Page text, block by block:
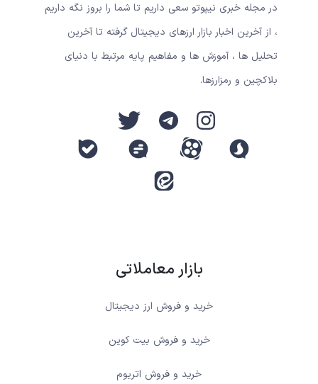
در مجله خبری نیپوتو سعی داریم تا شما را بروز نگه داریم
، از آخرین اخبار بازار ارزهای دیجیتال گرفته تا آخرین
تحلیل ها ، آموزش ها و مفاهیم پایه مرتبط با دنیای
بلاکچین و رمزارزها.
بازار معاملاتی
خرید و فروش ارز دیجیتال
خرید و فروش بیت کوین
خرید و فروش اتریوم